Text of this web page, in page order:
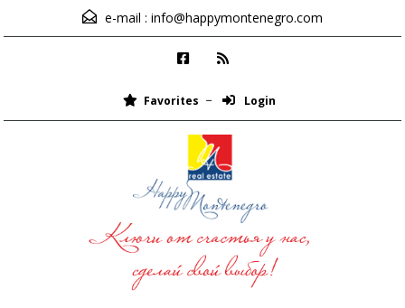
e-mail : info@happymontenegro.com
Favorites Login